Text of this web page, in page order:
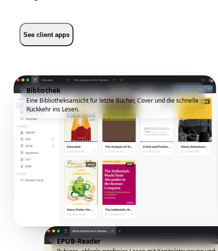
See client apps
Bibliothek
Eine Bibliotheksansicht für letzte Bücher, Cover und die schnelle
Rückkehr ins Lesen.
EPUB-Reader